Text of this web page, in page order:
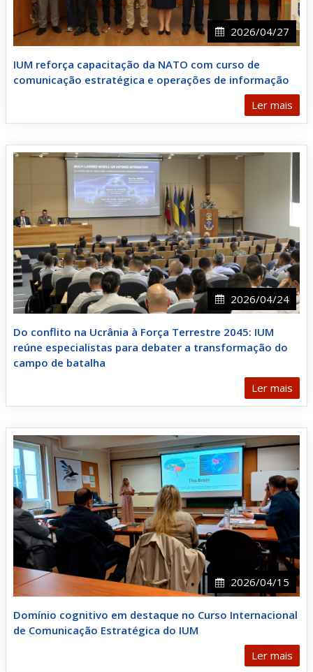
2026/04/27
IUM reforça capacitação da NATO com curso de
comunicação estratégica e operações de informação
Ler mais
2026/04/24
Do conflito na Ucrânia à Força Terrestre 2045: IUM
reúne especialistas para debater a transformação do
campo de batalha
Ler mais
2026/04/15
Domínio cognitivo em destaque no Curso Internacional
de Comunicação Estratégica do IUM
Ler mais